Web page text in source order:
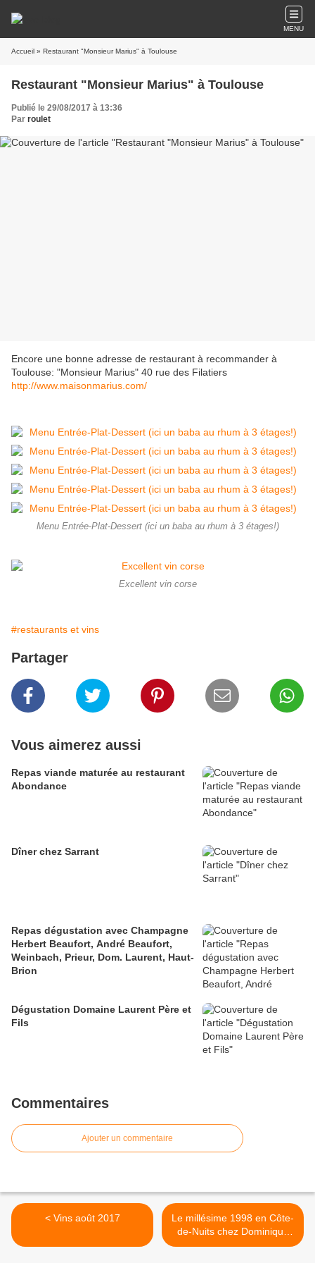
MENU
Accueil » Restaurant "Monsieur Marius" à Toulouse
Restaurant "Monsieur Marius" à Toulouse
Publié le 29/08/2017 à 13:36
Par roulet
Encore une bonne adresse de restaurant à recommander à
Toulouse: "Monsieur Marius" 40 rue des Filatiers
http://www.maisonmarius.com/
Menu Entrée-Plat-Dessert (ici un baba au rhum à 3 étages!)
Excellent vin corse
#restaurants et vins
Partager
Vous aimerez aussi
Repas viande maturée au restaurant
Abondance
Dîner chez Sarrant
Repas dégustation avec Champagne
Herbert Beaufort, André Beaufort,
Weinbach, Prieur, Dom. Laurent, Haut-
Brion
Dégustation Domaine Laurent Père et
Fils
Commentaires
Ajouter un commentaire
< Vins août 2017
Le millésime 1998 en Côte-
de-Nuits chez Dominique
Laurent >